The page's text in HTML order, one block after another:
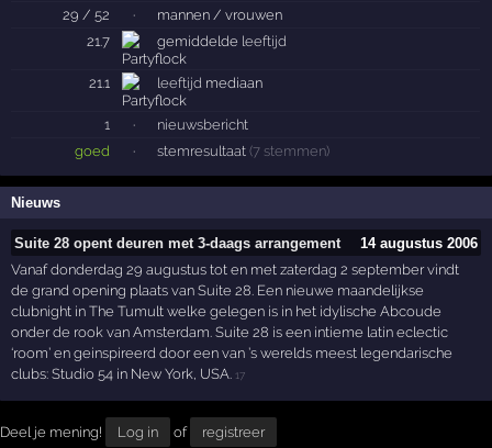
29 / 52 ·
mannen / vrouwen
21.7
gemiddelde leeftijd
21.1 leeftijd mediaan
1 ·
nieuwsbericht
goed
· stemresultaat (7 stemmen)
Nieuws
Suite 28 opent deuren met 3-daags arrangement
14 augustus 2006
Vanaf donderdag 29 augustus tot en met zaterdag 2 september vindt
de grand opening plaats van Suite 28. Een nieuwe maandelijkse
clubnight in The Tumult welke gelegen is in het idylische Abcoude
onder de rook van Amsterdam. Suite 28 is een intieme latin eclectic
‘room’ en geinspireerd door een van ’s werelds meest legendarische
clubs: Studio 54 in New York, USA. 17
Deel je mening! Log in of registreer